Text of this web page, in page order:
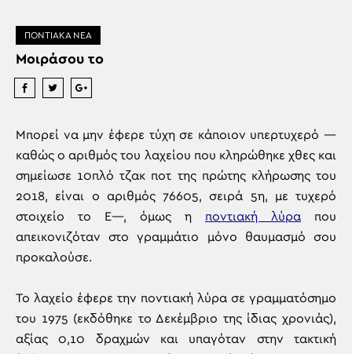
ΠΟΝΤΙΑΚΑ ΝΕΑ
Μοιράσου το
Μπορεί να μην έφερε τύχη σε κάποιον υπερτυχερό —
καθώς ο αριθμός του λαχείου που κληρώθηκε χθες και
σημείωσε 10πλό τζακ ποτ της πρώτης κλήρωσης του
2018, είναι ο αριθμός 76605, σειρά 5η, με τυχερό
στοιχείο το Ε—, όμως η ποντιακή λύρα που
απεικονιζόταν στο γραμμάτιο μόνο θαυμασμό σου
προκαλούσε.
Το λαχείο έφερε την ποντιακή λύρα σε γραμματόσημο
του 1975 (εκδόθηκε το Δεκέμβριο της ίδιας χρονιάς),
αξίας 0,10 δραχμών και υπαγόταν στην τακτική